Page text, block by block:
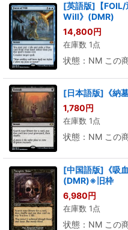
[英語版]【
Will》(DMR)
14,800円
在庫数 1点
状態：NM この
[日本語版]《納
1,780円
在庫数 1点
状態：NM この
[中国語版]《吸
(DMR)※旧枠
6,980円
在庫数 1点
状態：NM この